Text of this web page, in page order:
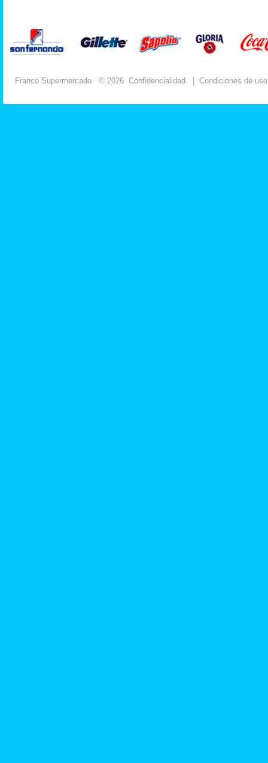
Franco Supermercado © 2026 Confidencialidad Condiciones de uso